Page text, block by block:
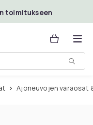
toimitukseen
Ajoneuvojen varaosat